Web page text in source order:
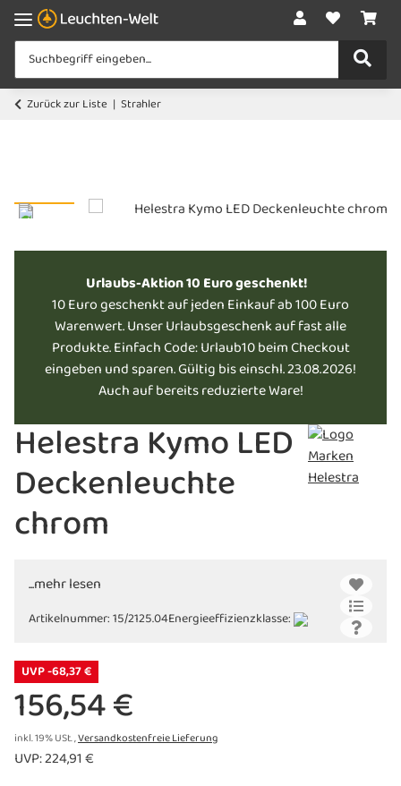
Zurück zur Liste Strahler
Urlaubs-Aktion 10 Euro geschenkt!
10 Euro geschenkt auf jeden Einkauf ab 100 Euro
Warenwert. Unser Urlaubsgeschenk auf fast alle
Produkte. Einfach Code: Urlaub10 beim Checkout
eingeben und sparen. Gültig bis einschl. 23.08.2026!
Auch auf bereits reduzierte Ware!
Helestra Kymo LED
Deckenleuchte
chrom
...mehr lesen
Artikelnummer:15/2125.04Energieeffizienzklasse:
UVP -68,37 €
156,54 €
inkl. 19% USt. ,Versandkostenfreie Lieferung
UVP:224,91 €